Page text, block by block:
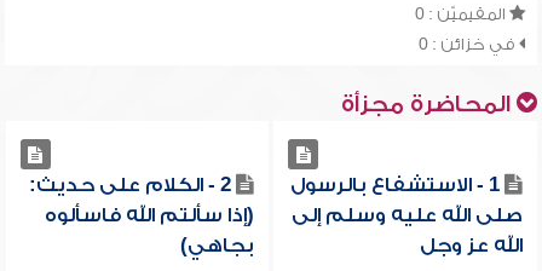
المقيميّن : 0
في خزائن : 0
المحاضرة مجزأة
1 - الاستشفاع بالرسول
صلى الله عليه وسلم إلى
الله عز وجل
2 - الكلام على حديث:
(إذا سألتم الله فاسألوه
بجاهي)